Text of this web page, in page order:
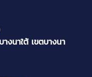
งนาใต้ เขตบางนา